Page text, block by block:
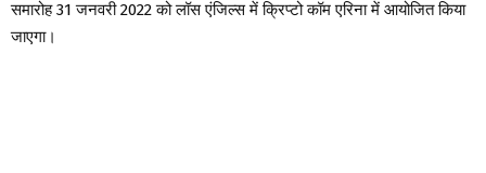
समारोह 31 जनवरी 2022 को लॉस एंजिल्स में क्रिप्टो कॉम एरिना में आयोजित किया
जाएगा।